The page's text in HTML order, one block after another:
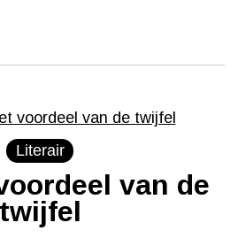
Literair
van de
twijfel